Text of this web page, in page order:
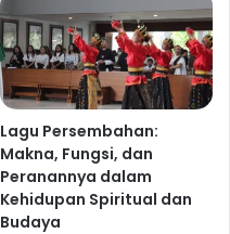
Lagu Persembahan:
Makna, Fungsi, dan
Peranannya dalam
Kehidupan Spiritual dan
Budaya